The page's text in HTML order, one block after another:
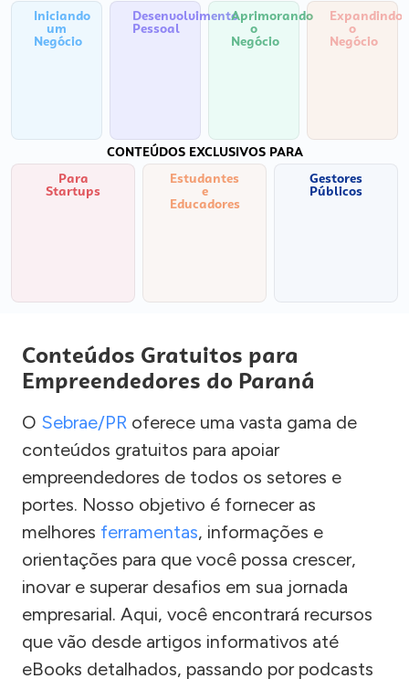
Iniciando
um
Negócio
Desenvolvimento
Pessoal
Aprimorando
o
Negócio
Expandindo
o
Negócio
CONTEÚDOS EXCLUSIVOS PARA
Para
Startups
Estudantes
e
Educadores
Gestores
Públicos
Conteúdos Gratuitos para
Empreendedores do Paraná
O Sebrae/PR oferece uma vasta gama de
conteúdos gratuitos para apoiar
empreendedores de todos os setores e
portes. Nosso objetivo é fornecer as
melhores ferramentas, informações e
orientações para que você possa crescer,
inovar e superar desafios em sua jornada
empresarial. Aqui, você encontrará recursos
que vão desde artigos informativos até
eBooks detalhados, passando por podcasts